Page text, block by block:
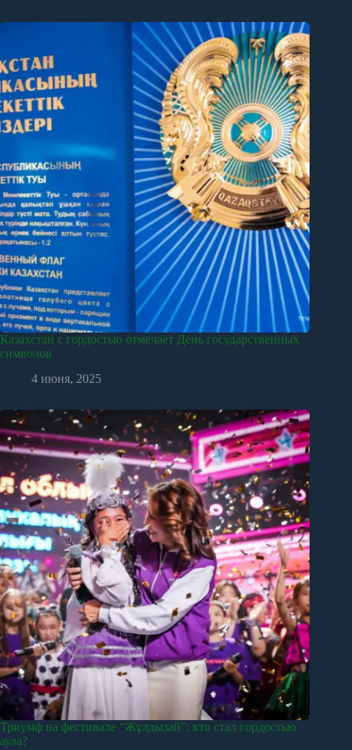
Казахстан с гордостью отмечает День государственных
символов
4 июня, 2025
Триумф на фестивале “Жұлдызай”: кто стал гордостью
аула?